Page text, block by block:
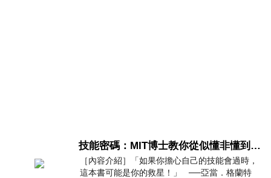
技能密碼：MIT博士教你從似懂非懂到穩定輸出，把專業變事業的職能升級攻略 /麥特．比恩(容錯)
［內容介紹］「如果你擔心自己的技能會過時，
這本書可能是你的救星！」 ──亞當．格蘭特